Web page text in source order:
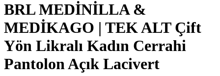
BRL MEDİNİLLA &
MEDİKAGO | TEK ALT Çift
Yön Likralı Kadın Cerrahi
Pantolon Açık Lacivert